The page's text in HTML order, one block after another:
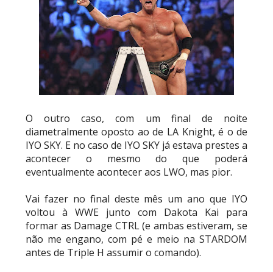
O outro caso, com um final de noite
diametralmente oposto ao de LA Knight, é o de
IYO SKY. E no caso de IYO SKY já estava prestes a
acontecer o mesmo do que poderá
eventualmente acontecer aos LWO, mas pior.
Vai fazer no final deste mês um ano que IYO
voltou à WWE junto com Dakota Kai para
formar as Damage CTRL (e ambas estiveram, se
não me engano, com pé e meio na STARDOM
antes de Triple H assumir o comando).